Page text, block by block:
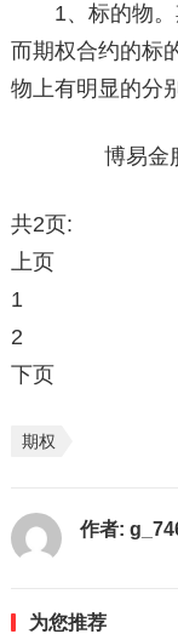
1、标的物。
而期权合约的标
物上有明显的分
博易金服微
共2页:
上页
1
2
下页
期权
作者:
为您推荐